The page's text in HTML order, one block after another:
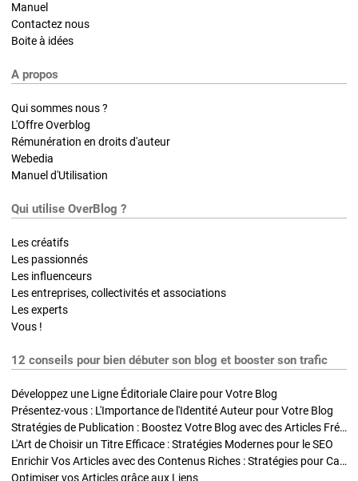
Manuel
Contactez nous
Boite à idées
A propos
Qui sommes nous ?
L'Offre Overblog
Rémunération en droits d'auteur
Webedia
Manuel d'Utilisation
Qui utilise OverBlog ?
Les créatifs
Les passionnés
Les influenceurs
Les entreprises, collectivités et associations
Les experts
Vous !
12 conseils pour bien débuter son blog et booster son trafic
Développez une Ligne Éditoriale Claire pour Votre Blog
Présentez-vous : L'Importance de l'Identité Auteur pour Votre Blog
Stratégies de Publication : Boostez Votre Blog avec des Articles Fréquents et Exclusifs
L'Art de Choisir un Titre Efficace : Stratégies Modernes pour le SEO
Enrichir Vos Articles avec des Contenus Riches : Stratégies pour Captiver et Optimiser
Optimiser vos Articles grâce aux Liens